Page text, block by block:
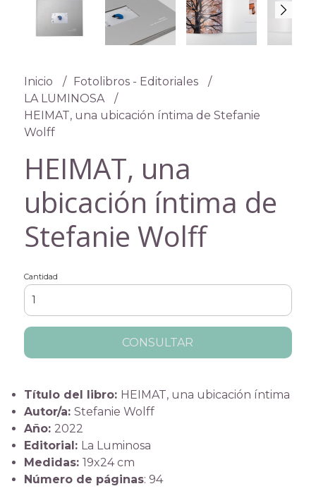
Inicio
Fotolibros - Editoriales
LA LUMINOSA
HEIMAT, una ubicación íntima de Stefanie
Wolff
HEIMAT, una
ubicación íntima de
Stefanie Wolff
Cantidad
CONSULTAR
Título del libro: HEIMAT, una ubicación íntima
Autor/a: Stefanie Wolff
Año: 2022
Editorial: La Luminosa
Medidas: 19x24 cm
Número de páginas: 94